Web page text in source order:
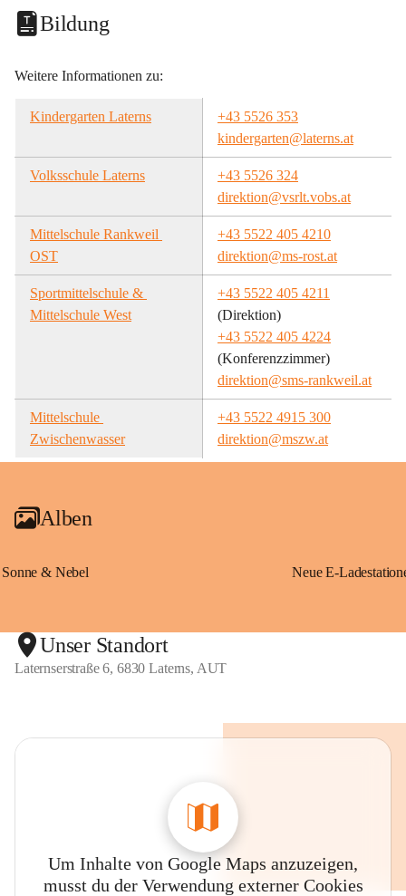
Bildung
Weitere Informationen zu:
Kindergarten Laterns
+43 5526 353
kindergarten@laterns.at
Volksschule Laterns
+43 5526 324
direktion@vsrlt.vobs.at
Mittelschule Rankweil
OST
+43 5522 405 4210
direktion@ms-rost.at
Sportmittelschule &
Mittelschule West
+43 5522 405 4211
(Direktion)
+43 5522 405 4224
(Konferenzzimmer)
direktion@sms-rankweil.at
Mittelschule
Zwischenwasser
+43 5522 4915 300
direktion@mszw.at
Alben
Sonne & Nebel
Unser Standort
Laternserstraße 6, 6830 Laterns, AUT
Um Inhalte von Google Maps anzuzeigen,
musst du der Verwendung externer Cookies